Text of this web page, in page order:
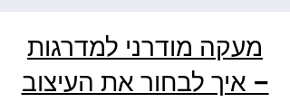
מעקה מודרני למדרגות
– איך לבחור את העיצוב